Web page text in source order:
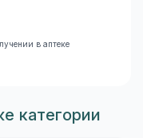
в аптеке
категории